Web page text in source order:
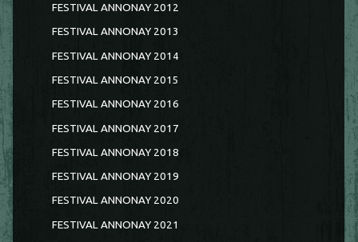
FESTIVAL ANNONAY 2012
FESTIVAL ANNONAY 2013
FESTIVAL ANNONAY 2014
FESTIVAL ANNONAY 2015
FESTIVAL ANNONAY 2016
FESTIVAL ANNONAY 2017
FESTIVAL ANNONAY 2018
FESTIVAL ANNONAY 2019
FESTIVAL ANNONAY 2020
FESTIVAL ANNONAY 2021